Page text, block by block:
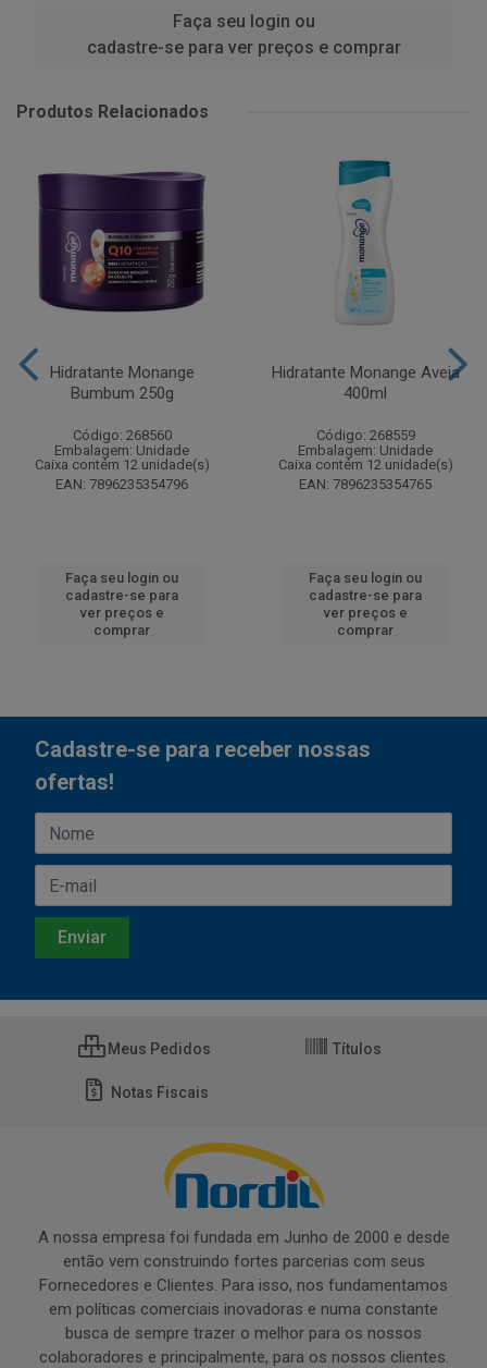
Faça seu login ou
cadastre-se para ver preços e comprar
Produtos Relacionados
Hidratante Monange
Bumbum 250g
Código: 268560
Embalagem: Unidade
Caixa contém 12 unidade(s)
EAN: 7896235354796
Faça seu login ou
cadastre-se para
ver preços e
comprar
Hidratante Monange Aveia
400ml
Código: 268559
Embalagem: Unidade
Caixa contém 12 unidade(s)
EAN: 7896235354765
Faça seu login ou
cadastre-se para
ver preços e
comprar
Cadastre-se para receber nossas
ofertas!
Meus Pedidos Títulos
Notas Fiscais
A nossa empresa foi fundada em Junho de 2000 e desde
então vem construindo fortes parcerias com seus
Fornecedores e Clientes. Para isso, nos fundamentamos
em políticas comerciais inovadoras e numa constante
busca de sempre trazer o melhor para os nossos
colaboradores e principalmente, para os nossos clientes.